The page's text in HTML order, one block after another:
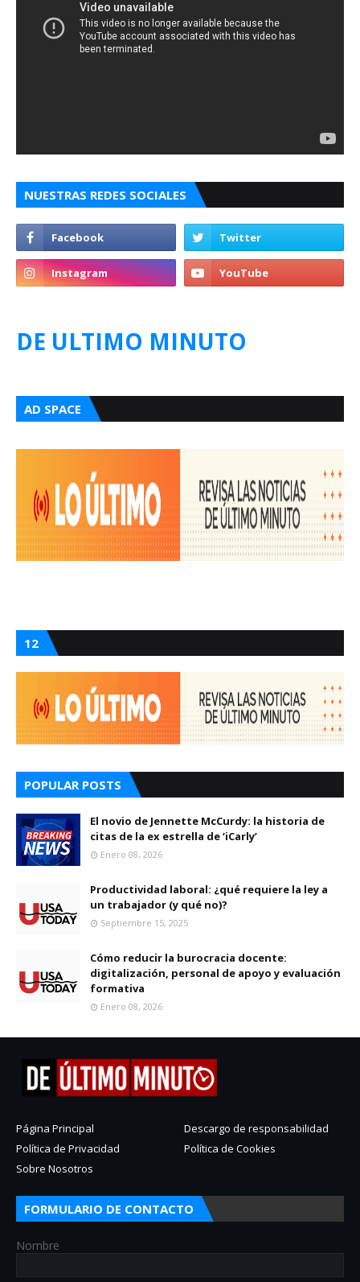
NUESTRAS REDES SOCIALES
DE ULTIMO MINUTO
AD SPACE
12
POPULAR POSTS
El novio de Jennette McCurdy: la historia de
citas de la ex estrella de ‘iCarly’
Enero 08, 2026
Productividad laboral: ¿qué requiere la ley a
un trabajador (y qué no)?
Septiembre 15, 2025
Cómo reducir la burocracia docente:
digitalización, personal de apoyo y evaluación
formativa
Enero 08, 2026
Página Principal
Descargo de responsabilidad
Política de Privacidad
Política de Cookies
Sobre Nosotros
FORMULARIO DE CONTACTO
Nombre